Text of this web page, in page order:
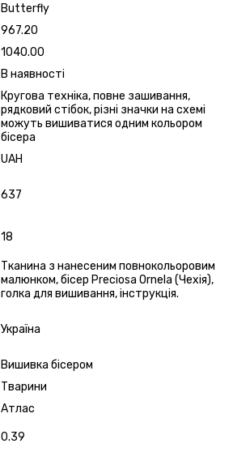
Butterfly
967.20
1040.00
В наявності
Кругова техніка, повне зашивання,
рядковий стібок, різні значки на схемі
можуть вишиватися одним кольором
бісера
UAH
637
18
Тканина з нанесеним повнокольоровим
малюнком, бісер Preciosa Ornela (Чехія),
голка для вишивання, інструкція.
Україна
Вишивка бісером
Тварини
Атлас
0.39